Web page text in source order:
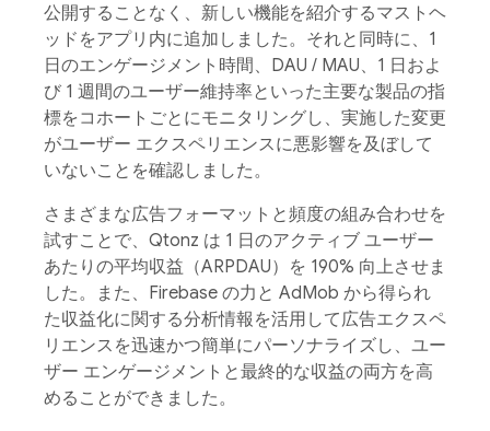
公開することなく、新しい機能を紹介するマストヘ
ッドをアプリ内に追加しました。それと同時に、1
日のエンゲージメント時間、DAU / MAU、1 日およ
び 1 週間のユーザー維持率といった主要な製品の指
標をコホートごとにモニタリングし、実施した変更
がユーザー エクスペリエンスに悪影響を及ぼして
いないことを確認しました。
さまざまな広告フォーマットと頻度の組み合わせを
試すことで、Qtonz は 1 日のアクティブ ユーザー
あたりの平均収益（ARPDAU）を 190% 向上させま
した。また、Firebase の力と AdMob から得られ
た収益化に関する分析情報を活用して広告エクスペ
リエンスを迅速かつ簡単にパーソナライズし、ユー
ザー エンゲージメントと最終的な収益の両方を高
めることができました。